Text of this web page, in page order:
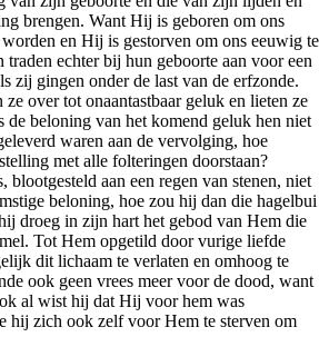
brengen. Want Hij is geboren om ons
en Hij is gestorven om ons eeuwig te
traden echter bij hun geboorte aan voor een
zij gingen onder de last van de erfzonde.
over tot onaantastbaar geluk en lieten ze
de beloning van het komend geluk hen niet
waren aan de vervolging, hoe
met alle folteringen doorstaan?
aan een regen van stenen, niet
beloning, hoe zou hij dan die hagelbui
droeg in zijn hart het gebod van Hem die
Tot Hem opgetild door vurige liefde
dit lichaam te verlaten en omhoog te
ook geen vrees meer voor de dood, want
al wist hij dat Hij voor hem was
hij zich ook zelf voor Hem te sterven om